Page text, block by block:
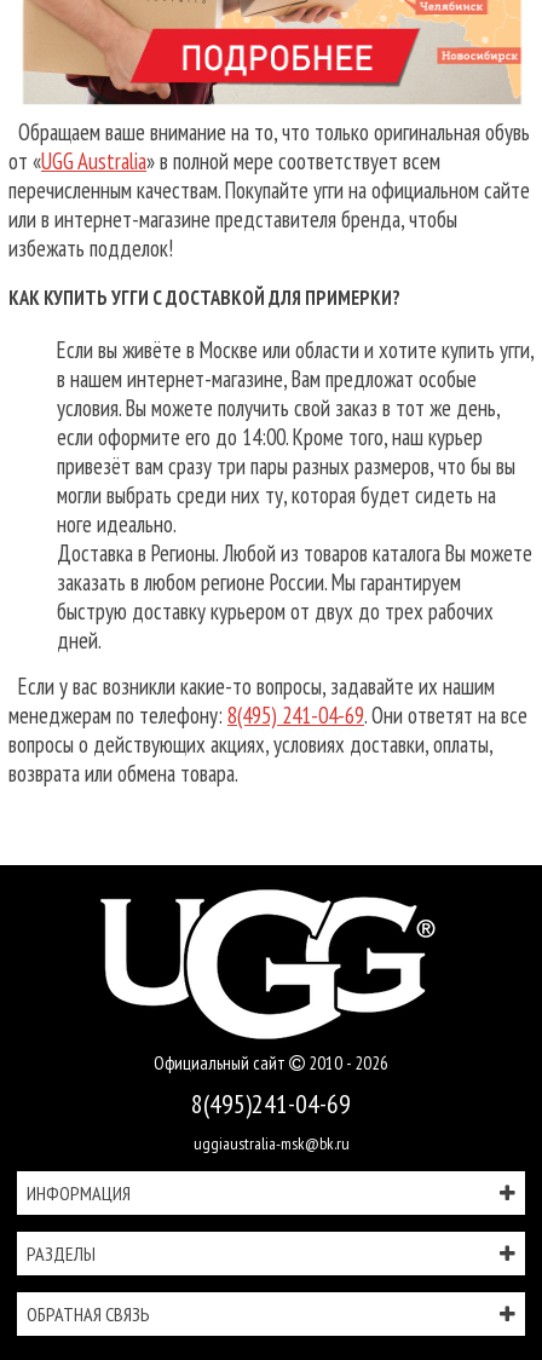
Обращаем ваше внимание на то, что только оригинальная обувь
от «UGG Australia» в полной мере соответствует всем
перечисленным качествам. Покупайте угги на официальном сайте
или в интернет-магазине представителя бренда, чтобы
избежать подделок!
КАК КУПИТЬ УГГИ С ДОСТАВКОЙ ДЛЯ ПРИМЕРКИ?
Если вы живёте в Москве или области и хотите купить угги,
в нашем интернет-магазине, Вам предложат особые
условия. Вы можете получить свой заказ в тот же день,
если оформите его до 14:00. Кроме того, наш курьер
привезёт вам сразу три пары разных размеров, что бы вы
могли выбрать среди них ту, которая будет сидеть на
ноге идеально.
Доставка в Регионы. Любой из товаров каталога Вы можете
заказать в любом регионе России. Мы гарантируем
быструю доставку курьером от двух до трех рабочих
дней.
Если у вас возникли какие-то вопросы, задавайте их нашим
менеджерам по телефону: 8(495) 241-04-69. Они ответят на все
вопросы о действующих акциях, условиях доставки, оплаты,
возврата или обмена товара.
Официальный сайт 2010 - 2026
8(495)241-04-69
uggiaustralia-msk@bk.ru
ИНФОРМАЦИЯ
РАЗДЕЛЫ
ОБРАТНАЯ СВЯЗЬ